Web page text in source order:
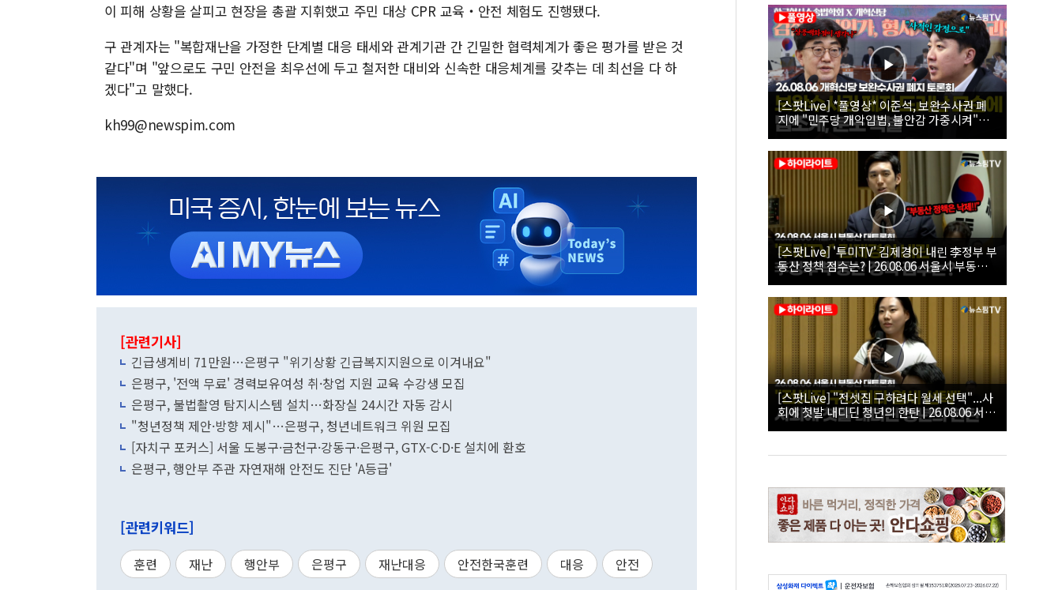
이 피해 상황을 살피고 현장을 총괄 지휘했고 주민 대상 CPR 교육‧안전 체험도 진행됐다.
구 관계자는 "복합재난을 가정한 단계별 대응 태세와 관계기관 간 긴밀한 협력체계가 좋은 평가를 받은 것
같다"며 "앞으로도 구민 안전을 최우선에 두고 철저한 대비와 신속한 대응체계를 갖추는 데 최선을 다 하
겠다"고 말했다.
kh99@newspim.com
[관련기사]
긴급생계비 71만원…은평구 "위기상황 긴급복지지원으로 이겨내요"
은평구, '전액 무료' 경력보유여성 취·창업 지원 교육 수강생 모집
은평구, 불법촬영 탐지시스템 설치…화장실 24시간 자동 감시
"청년정책 제안·방향 제시"…은평구, 청년네트워크 위원 모집
[자치구 포커스] 서울 도봉구·금천구·강동구·은평구, GTX-C·D·E 설치에 환호
은평구, 행안부 주관 자연재해 안전도 진단 'A등급'
[관련키워드]
훈련 재난 행안부 은평구 재난대응 안전한국훈련 대응 안전
[스팟Live] *풀영상* 이준석, 보완수사권 폐
지에 "민주당 개악입법, 불안감 가중시켜"｜
26.08.06 개혁신당 보완수사권 폐지 토론회
[스팟Live] '투미TV' 김제경이 내린 李정부 부
동산 정책 점수는? | 26.08.06 서울시 부동산
대토론회
[스팟Live] "전셋집 구하려다 월세 선택"...사
회에 첫발 내디딘 청년의 한탄 | 26.08.06 서울
시 부동산 대토론회